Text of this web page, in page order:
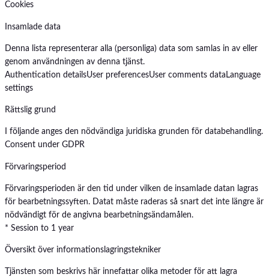
Cookies
Insamlade data
Denna lista representerar alla (personliga) data som samlas in av eller
genom användningen av denna tjänst.
Authentication detailsUser preferencesUser comments data Language
settings
Rättslig grund
I följande anges den nödvändiga juridiska grunden för databehandling.
Consent under GDPR
Förvaringsperiod
Förvaringsperioden är den tid under vilken de insamlade datan lagras
för bearbetningssyften. Datat måste raderas så snart det inte längre är
nödvändigt för de angivna bearbetningsändamålen.
* Session to 1 year
Översikt över informationslagringstekniker
Tjänsten som beskrivs här innefattar olika metoder för att lagra